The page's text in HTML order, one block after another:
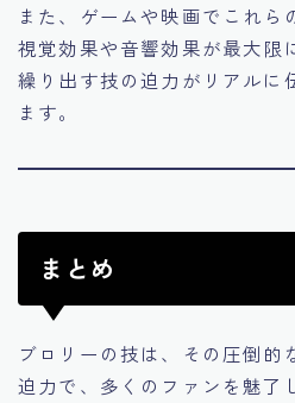
また、ゲームや映画でこれら
視覚効果や音響効果が最大限
繰り出す技の迫力がリアルに
ます。
まとめ
ブロリーの技は、その圧倒的
迫力で、多くのファンを魅了